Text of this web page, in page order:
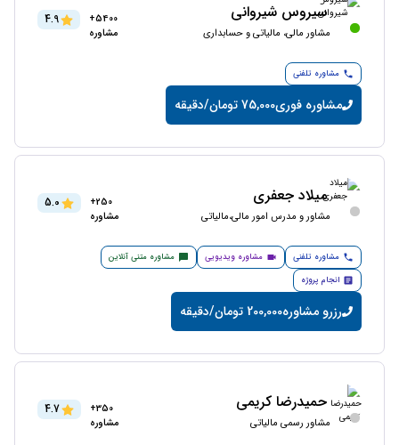
سیروس شیروانی
مشاور مالی، مالیاتی و حسابداری
5400+
مشاوره
4.9
مشاوره تلفنی
مشاوره فوری75,000 تومان/دقیقه
میلاد جعفری
مشاور و مدرس امور مالی،مالیاتی
250+
مشاوره
5.0
مشاوره تلفنی مشاوره ویدیویی
مشاوره متنی آنلاین
انجام پروژه
رزرو مشاوره200,000 تومان/دقیقه
حمیدرضا کریمی
مشاور رسمی مالیاتی
350+
مشاوره
4.7